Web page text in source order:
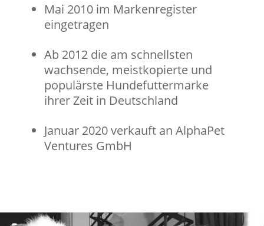
Mai 2010 im Markenregister
eingetragen
Ab 2012 die am schnellsten
wachsende, meistkopierte und
populärste Hundefuttermarke
ihrer Zeit in Deutschland
Januar 2020 verkauft an AlphaPet
Ventures GmbH